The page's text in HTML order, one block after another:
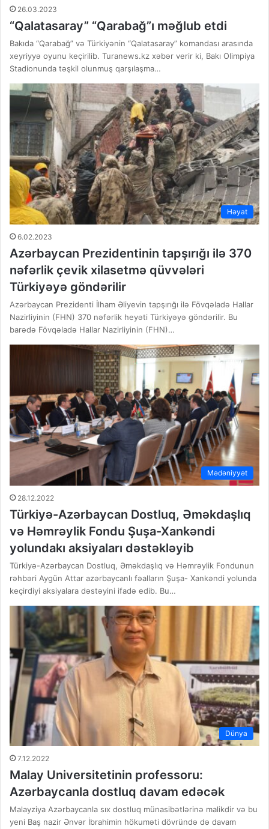
26.03.2023
“Qalatasaray” “Qarabağ”ı məğlub etdi
Bakıda “Qarabağ” və Türkiyənin “Qalatasaray” komandası arasında
xeyriyyə oyunu keçirilib. Turanews.kz xəbər verir ki, Bakı Olimpiya
Stadionunda təşkil olunmuş qarşılaşma…
Həyat
6.02.2023
Azərbaycan Prezidentinin tapşırığı ilə 370
nəfərlik çevik xilasetmə qüvvələri
Türkiyəyə göndərilir
Azərbaycan Prezidenti İlham Əliyevin tapşırığı ilə Fövqəladə Hallar
Nazirliyinin (FHN) 370 nəfərlik heyəti Türkiyəyə göndərilir. Bu
barədə Fövqəladə Hallar Nazirliyinin (FHN)…
Mədəniyyət
28.12.2022
Türkiyə-Azərbaycan Dostluq, Əməkdaşlıq
və Həmrəylik Fondu Şuşa-Xankəndi
yolundakı aksiyaları dəstəkləyib
Türkiyə-Azərbaycan Dostluq, Əməkdaşlıq və Həmrəylik Fondunun
rəhbəri Aygün Attar azərbaycanlı fəalların Şuşa- Xankəndi yolunda
keçirdiyi aksiyalara dəstəyini ifadə edib. Bu…
Dünya
7.12.2022
Malay Universitetinin professoru:
Azərbaycanla dostluq davam edəcək
Malayziya Azərbaycanla sıx dostluq münasibətlərinə malikdir və bu
yeni Baş nazir Ənvər İbrahimin hökuməti dövründə də davam